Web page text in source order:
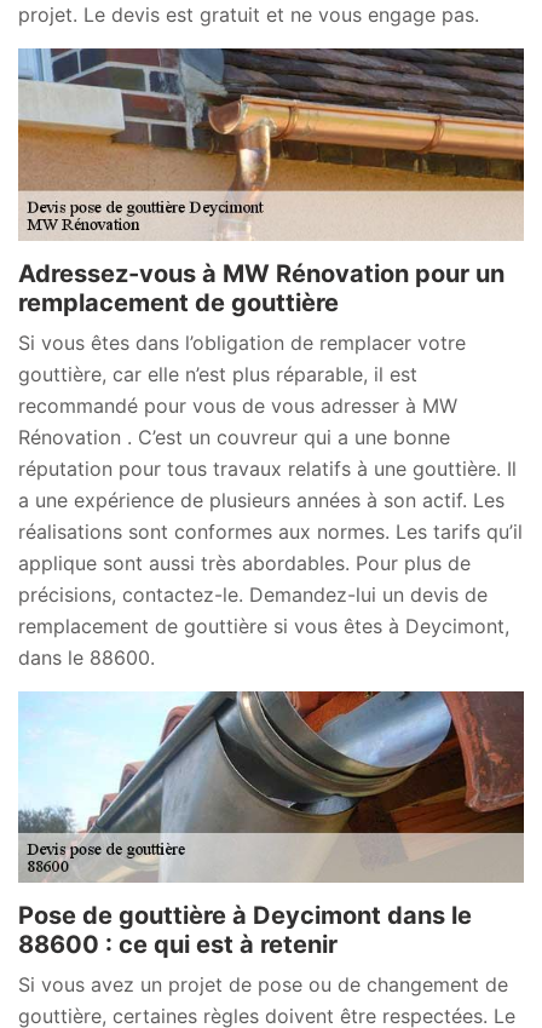
projet. Le devis est gratuit et ne vous engage pas.
Adressez-vous à MW Rénovation pour un
remplacement de gouttière
Si vous êtes dans l’obligation de remplacer votre
gouttière, car elle n’est plus réparable, il est
recommandé pour vous de vous adresser à MW
Rénovation . C’est un couvreur qui a une bonne
réputation pour tous travaux relatifs à une gouttière. Il
a une expérience de plusieurs années à son actif. Les
réalisations sont conformes aux normes. Les tarifs qu’il
applique sont aussi très abordables. Pour plus de
précisions, contactez-le. Demandez-lui un devis de
remplacement de gouttière si vous êtes à Deycimont,
dans le 88600.
Pose de gouttière à Deycimont dans le
88600 : ce qui est à retenir
Si vous avez un projet de pose ou de changement de
gouttière, certaines règles doivent être respectées. Le